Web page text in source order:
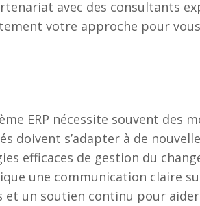
avec des consultants
votre approche pour
ERP nécessite souvent des
doivent s’adapter à de
efficaces de gestion du
une communication claire
un soutien continu pour aider